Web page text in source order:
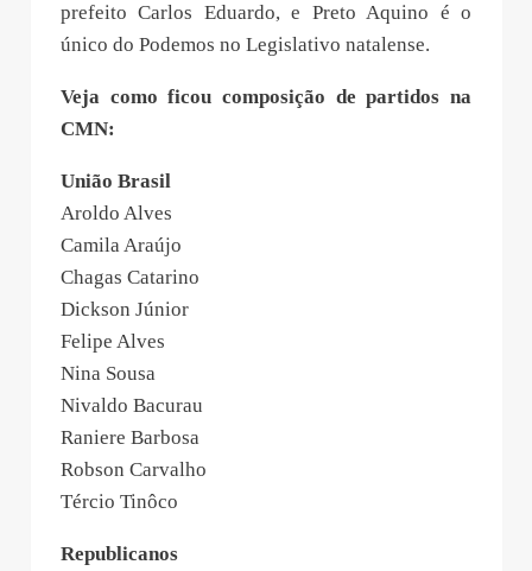
prefeito Carlos Eduardo, e Preto Aquino é o
único do Podemos no Legislativo natalense.
Veja como ficou composição de partidos na
CMN:
União Brasil
Aroldo Alves
Camila Araújo
Chagas Catarino
Dickson Júnior
Felipe Alves
Nina Sousa
Nivaldo Bacurau
Raniere Barbosa
Robson Carvalho
Tércio Tinôco
Republicanos